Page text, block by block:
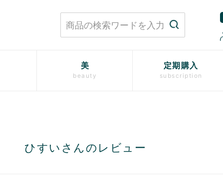
美
beauty
定期購入
subscription
ひすいさんのレビュー